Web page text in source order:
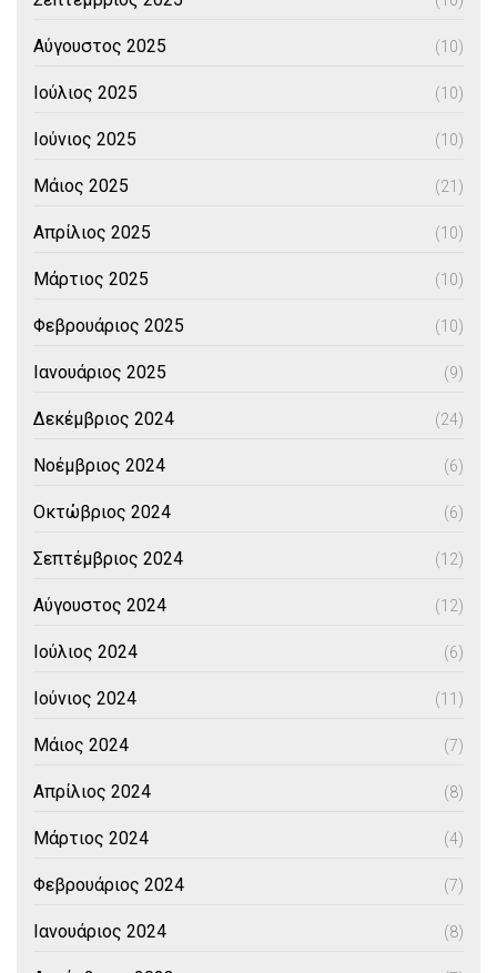
Αύγουστος 2025 (10)
Ιούλιος 2025 (10)
Ιούνιος 2025 (10)
Μάιος 2025 (21)
Απρίλιος 2025 (10)
Μάρτιος 2025 (10)
Φεβρουάριος 2025 (10)
Ιανουάριος 2025 (9)
Δεκέμβριος 2024 (24)
Νοέμβριος 2024 (6)
Οκτώβριος 2024 (6)
Σεπτέμβριος 2024 (12)
Αύγουστος 2024 (12)
Ιούλιος 2024 (6)
Ιούνιος 2024 (11)
Μάιος 2024 (7)
Απρίλιος 2024 (8)
Μάρτιος 2024 (4)
Φεβρουάριος 2024 (7)
Ιανουάριος 2024 (8)